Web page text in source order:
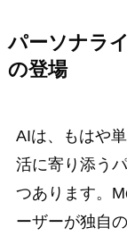
パーソナラ
の登場
AIは、もはや
活に寄り添う
つあります。
ーザーが独自